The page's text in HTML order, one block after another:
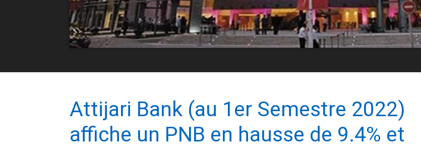
Attijari Bank (au 1er Semestre 2022)
affiche un PNB en hausse de 9.4% et